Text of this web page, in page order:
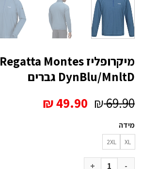
מיקרופליז Regatta Montes
DynBlu/MnltD גברים
₪69.90 המחיר₪49.90
מידה
XL
2XL
כמות של מיקרופליז Regatta Montes DynBlu/MnltD גברים